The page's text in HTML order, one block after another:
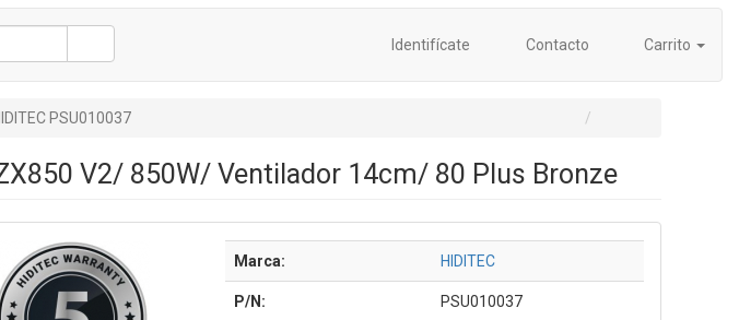
Identifícate Contacto Carrito
PSU010037
V2/ 850W/ Ventilador 14cm/ 80 Plus Bronze
Marca: HIDITEC
P/N: PSU010037